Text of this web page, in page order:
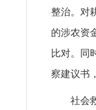
整治。对
的涉农资
比对。同
察建议书
社会